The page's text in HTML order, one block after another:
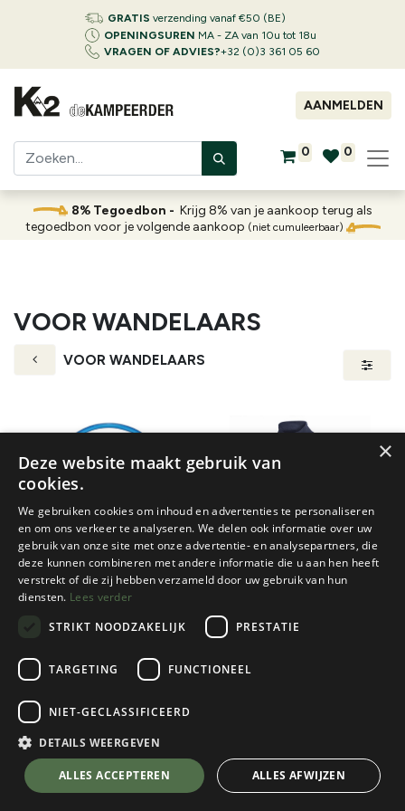
GRATIS verzending vanaf €50 (BE)
OPENINGSUREN MA - ZA van 10u tot 18u
VRAGEN OF ADVIES?+32 (0)3 361 05 60
AANMELDEN
0 0
8% Tegoedbon - Krijg 8% van je aankoop terug als
tegoedbon voor je volgende aankoop (niet cumuleerbaar)
VOOR WANDELAARS
VOOR WANDELAARS
Camelbak
CRUX 2L RESERVOIR 70
1 color(s) available
€42,95
Onze keuze
Woolpower
4 color(s) available
×
Deze website maakt gebruik van
cookies.
We gebruiken cookies om inhoud en advertenties te personaliseren
en om ons verkeer te analyseren. We delen ook informatie over uw
gebruik van onze site met onze advertentie- en analysepartners, die
deze kunnen combineren met andere informatie die u aan hen heeft
verstrekt of die zij hebben verzameld door uw gebruik van hun
diensten. Lees verder
STRIKT NOODZAKELIJK
PRESTATIE
TARGETING FUNCTIONEEL
NIET-GECLASSIFICEERD
DETAILS WEERGEVEN
ALLES ACCEPTEREN ALLES AFWIJZEN